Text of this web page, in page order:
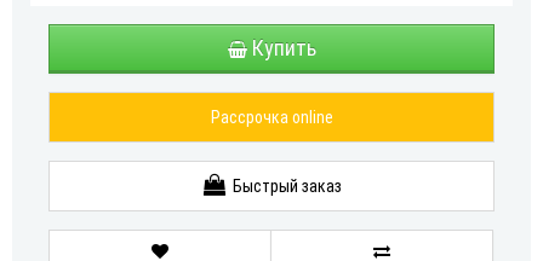
Купить
Рассрочка online
Быстрый заказ